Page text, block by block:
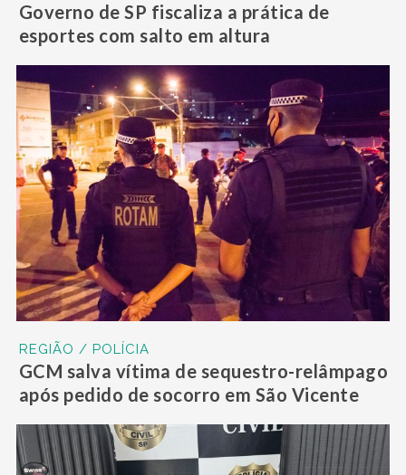
Governo de SP fiscaliza a prática de
esportes com salto em altura
REGIÃO / POLÍCIA
GCM salva vítima de sequestro-relâmpago
após pedido de socorro em São Vicente